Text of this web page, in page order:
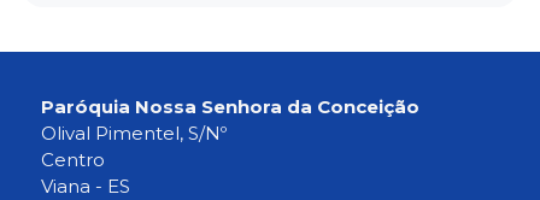
Paróquia Nossa Senhora da Conceição
Olival Pimentel, S/Nº
Centro
Viana - ES